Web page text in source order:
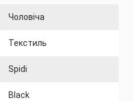
Чоловіча
Текстиль
Spidi
Black